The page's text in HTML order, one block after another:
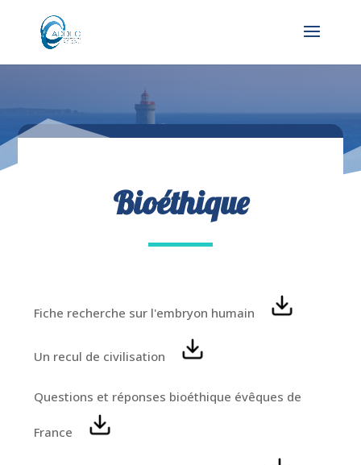
Bioéthique
Fiche recherche sur l'embryon humain
Un recul de civilisation
Questions et réponses bioéthique évêques de
France